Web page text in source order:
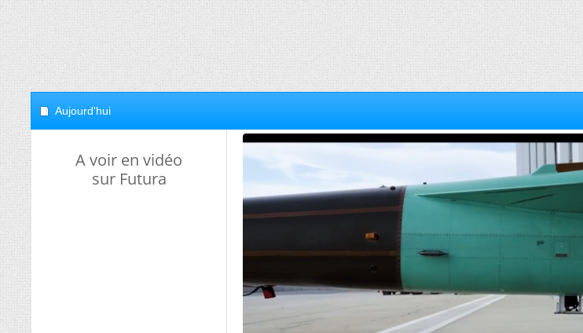
Aujourd'hui
A voir en vidéo
sur Futura